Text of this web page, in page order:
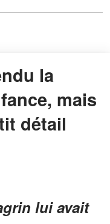
la
mais
détail
lui avait